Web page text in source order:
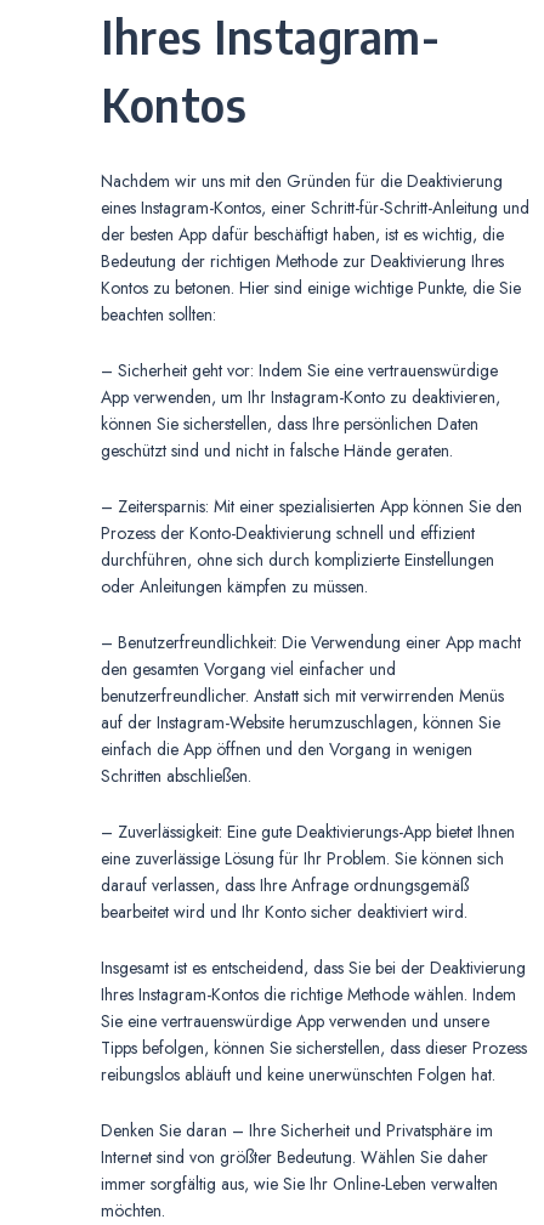
Ihres Instagram-
Kontos
Nachdem wir uns mit den Gründen für die Deaktivierung
eines Instagram-Kontos, einer Schritt-für-Schritt-Anleitung und
der besten App dafür beschäftigt haben, ist es wichtig, die
Bedeutung der richtigen Methode zur Deaktivierung Ihres
Kontos zu betonen. Hier sind einige wichtige Punkte, die Sie
beachten sollten:
– Sicherheit geht vor: Indem Sie eine vertrauenswürdige
App verwenden, um Ihr Instagram-Konto zu deaktivieren,
können Sie sicherstellen, dass Ihre persönlichen Daten
geschützt sind und nicht in falsche Hände geraten.
– Zeitersparnis: Mit einer spezialisierten App können Sie den
Prozess der Konto-Deaktivierung schnell und effizient
durchführen, ohne sich durch komplizierte Einstellungen
oder Anleitungen kämpfen zu müssen.
– Benutzerfreundlichkeit: Die Verwendung einer App macht
den gesamten Vorgang viel einfacher und
benutzerfreundlicher. Anstatt sich mit verwirrenden Menüs
auf der Instagram-Website herumzuschlagen, können Sie
einfach die App öffnen und den Vorgang in wenigen
Schritten abschließen.
– Zuverlässigkeit: Eine gute Deaktivierungs-App bietet Ihnen
eine zuverlässige Lösung für Ihr Problem. Sie können sich
darauf verlassen, dass Ihre Anfrage ordnungsgemäß
bearbeitet wird und Ihr Konto sicher deaktiviert wird.
Insgesamt ist es entscheidend, dass Sie bei der Deaktivierung
Ihres Instagram-Kontos die richtige Methode wählen. Indem
Sie eine vertrauenswürdige App verwenden und unsere
Tipps befolgen, können Sie sicherstellen, dass dieser Prozess
reibungslos abläuft und keine unerwünschten Folgen hat.
Denken Sie daran – Ihre Sicherheit und Privatsphäre im
Internet sind von größter Bedeutung. Wählen Sie daher
immer sorgfältig aus, wie Sie Ihr Online-Leben verwalten
möchten.